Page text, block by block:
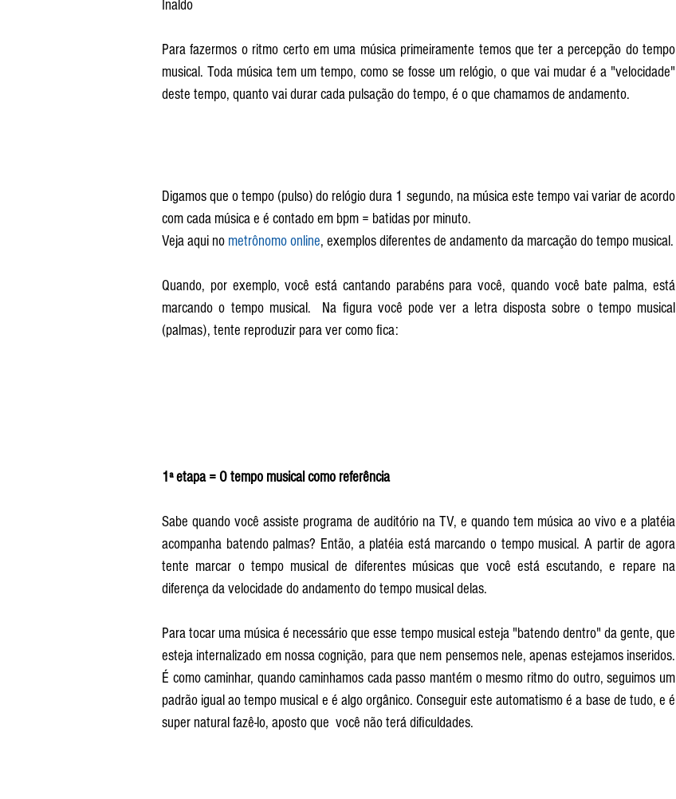
Inaldo
Para fazermos o ritmo certo em uma música primeiramente temos que ter a percepção do tempo
musical. Toda música tem um tempo, como se fosse um relógio, o que vai mudar é a "velocidade"
deste tempo, quanto vai durar cada pulsação do tempo, é o que chamamos de andamento.
Digamos que o tempo (pulso) do relógio dura 1 segundo, na música este tempo vai variar de acordo
com cada música e é contado em bpm = batidas por minuto.
Veja aqui no metrônomo online
Quando, por exemplo, você está cantando parabéns para você, quando você bate palma, está
marcando o tempo musical.  Na figura você pode ver a letra disposta sobre o tempo musical
(palmas), tente reproduzir para ver como fica:
1ª etapa = O tempo musical como referência
Sabe quando você assiste programa de auditório na TV, e quando tem música ao vivo e a platéia
acompanha batendo palmas? Então, a platéia está marcando o tempo musical. A partir de agora
tente marcar o tempo musical de diferentes músicas que você está escutando, e repare na
diferença da velocidade do andamento do tempo musical delas.
Para tocar uma música é necessário que esse tempo musical esteja "batendo dentro" da gente, que
esteja internalizado em nossa cognição, para que nem pensemos nele, apenas estejamos inseridos.
É como caminhar, quando caminhamos cada passo mantém o mesmo ritmo do outro, seguimos um
padrão igual ao tempo musical e é algo orgânico. Conseguir este automatismo é a base de tudo, e é
super natural fazê-lo, aposto que  você não terá dificuldades.